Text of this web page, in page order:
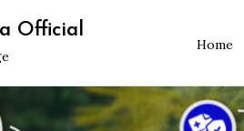
Official
Home